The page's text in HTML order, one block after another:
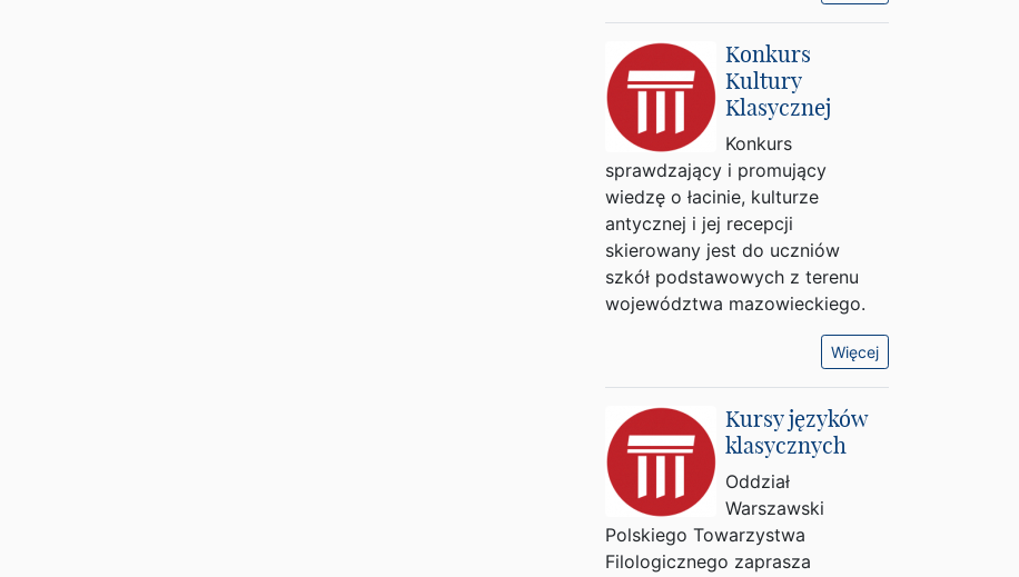
Konkurs
Kultury
Klasycznej
Konkurs
sprawdzający i promujący
wiedzę o łacinie, kulturze
antycznej i jej recepcji
skierowany jest do uczniów
szkół podstawowych z terenu
województwa mazowieckiego.
Więcej
Kursy języków
klasycznych
Oddział
Warszawski
Polskiego Towarzystwa
Filologicznego zaprasza